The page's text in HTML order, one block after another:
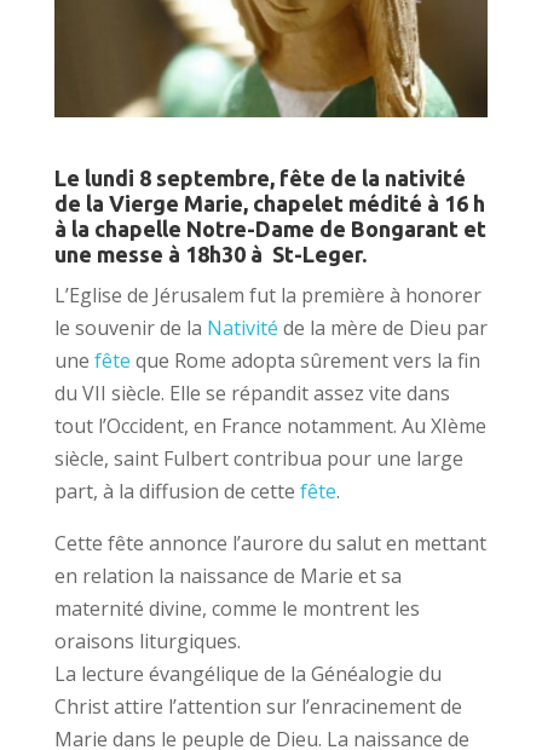
Le lundi 8 septembre, fête de la nativité
de la Vierge Marie, chapelet médité à 16 h
à la chapelle Notre-Dame de Bongarant et
une messe à 18h30 à St-Leger.
L’Eglise de Jérusalem fut la première à honorer
le souvenir de la Nativité de la mère de Dieu par
une fête que Rome adopta sûrement vers la fin
du VII siècle. Elle se répandit assez vite dans
tout l’Occident, en France notamment. Au XIème
siècle, saint Fulbert contribua pour une large
part, à la diffusion de cette fête.
Cette fête annonce l’aurore du salut en mettant
en relation la naissance de Marie et sa
maternité divine, comme le montrent les
oraisons liturgiques.
La lecture évangélique de la Généalogie du
Christ attire l’attention sur l’enracinement de
Marie dans le peuple de Dieu. La naissance de